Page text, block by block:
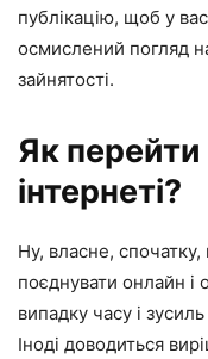
публікацію, щоб у
осмислений погляд
зайнятості.
Як
інтернеті?
Ну, власне,
поєднувати онлайн
випадку часу і
Іноді доводиться